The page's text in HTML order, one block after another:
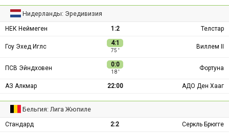
Нидерланды: Эредивизия
НЕК Неймеген 1:2 Телстар
Гоу Эхед Иглс 4:1
75 ′
Виллем II
ПСВ Эйндховен 0:0
18 ′
Фортуна
АЗ Алкмар 22:00 АДО Ден Хааг
Бельгия: Лига Жюпиле
Стандард 2:2 Серкль Брюгге